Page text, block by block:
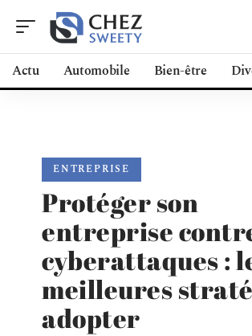
Actu Automobile Bien-être
ENTREPRISE
Protéger son
entreprise
cyberattaques :
meilleures
adopter